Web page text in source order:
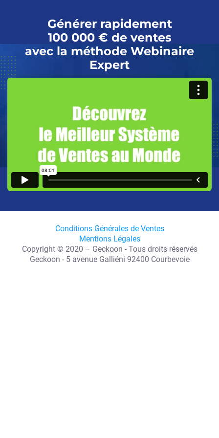
Générer rapidement
100 000 € de ventes
avec la méthode Webinaire
Expert
Conditions Générales de Ventes
Mentions Légales
Copyright © 2020 – Geckoon - Tous droits réservés
Geckoon - 5 avenue Galliéni 92400 Courbevoie